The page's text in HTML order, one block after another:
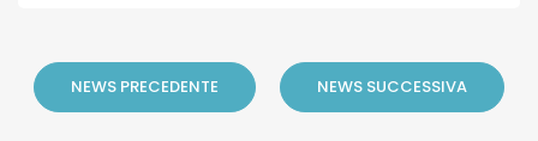
NEWS PRECEDENTE NEWS SUCCESSIVA